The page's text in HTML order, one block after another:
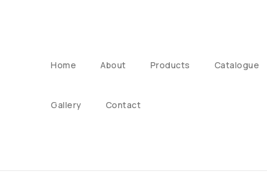
Home About Products Catalogue
Gallery Contact